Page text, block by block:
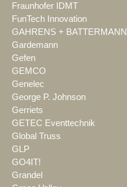
Fraunhofer IDMT
FunTech Innovation
GAHRENS + BATTERMANN
Gardemann
Gefen
GEMCO
Genelec
George P. Johnson
Gerriets
GETEC Eventtechnik
Global Truss
GLP
GO4IT!
Grandel